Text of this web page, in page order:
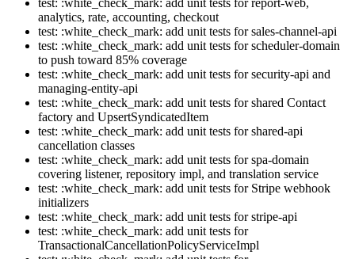
test: :white_check_mark: add unit tests for report-web,
analytics, rate, accounting, checkout
test: :white_check_mark: add unit tests for sales-channel-api
test: :white_check_mark: add unit tests for scheduler-domain
to push toward 85% coverage
test: :white_check_mark: add unit tests for security-api and
managing-entity-api
test: :white_check_mark: add unit tests for shared Contact
factory and UpsertSyndicatedItem
test: :white_check_mark: add unit tests for shared-api
cancellation classes
test: :white_check_mark: add unit tests for spa-domain
covering listener, repository impl, and translation service
test: :white_check_mark: add unit tests for Stripe webhook
initializers
test: :white_check_mark: add unit tests for stripe-api
test: :white_check_mark: add unit tests for
TransactionalCancellationPolicyServiceImpl